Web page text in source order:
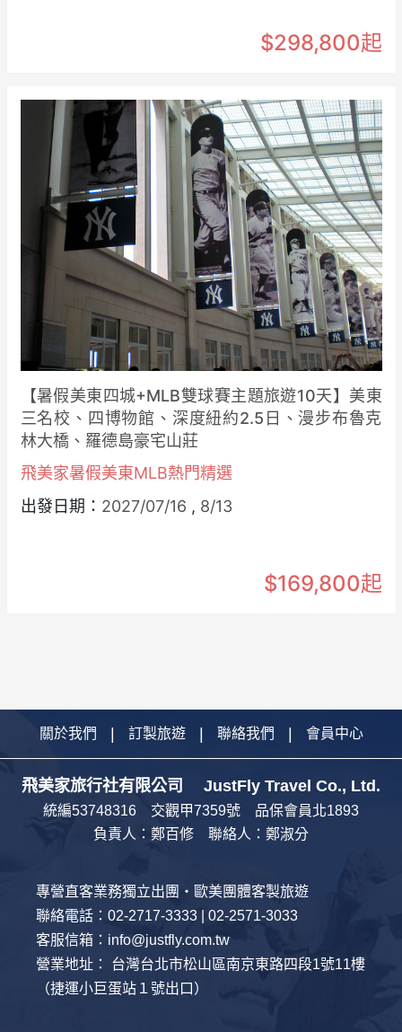
$298,800起
【暑假美東四城+MLB雙球賽主題旅遊10天】美東
三名校、四博物館、深度紐約2.5日、漫步布魯克
林大橋、羅德島豪宅山莊
飛美家暑假美東MLB熱門精選
出發日期： 2027/07/16 , 8/13
$169,800起
關於我們 訂製旅遊 聯絡我們 會員中心
飛美家旅行社有限公司 JustFly Travel Co., Ltd.
統編53748316 交觀甲7359號 品保會員北1893
負責人：鄭百修 聯絡人：鄭淑分
專營直客業務獨立出團・歐美團體客製旅遊
聯絡電話：02-2717-3333 | 02-2571-3033
客服信箱：info@justfly.com.tw
營業地址： 台灣台北市松山區南京東路四段1號11樓
（捷運小巨蛋站１號出口）